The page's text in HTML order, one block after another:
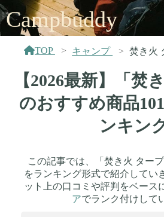
Campbuddy
TOP キャンプ 焚き火
【2026最新】「焚
のおすすめ商品
ンキン
この記事では、「焚き火 ター
をランキング形式で紹介してい
ット上の口コミや評判をベース
アでランク付けして